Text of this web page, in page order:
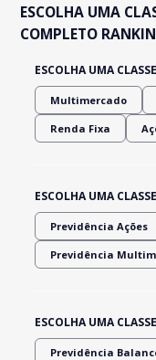
ESCOLHA UMA
COMPLETO
ESCOLHA UMA
Multimercado
Renda Fixa
ESCOLHA UMA
Previdência Ações
Previdência
ESCOLHA UMA
Previdência